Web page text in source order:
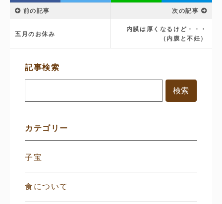
前の記事
五月のお休み
次の記事
内膜は厚くなるけど・・・
（内膜と不妊）
サ
ニ
記事検索
カテゴリー
子宝
食について